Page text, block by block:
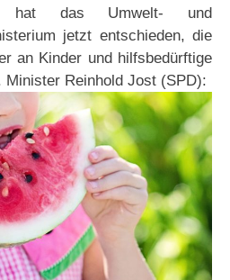
hat das Umwelt- und
jetzt entschieden, die
an Kinder und hilfsbedürftige
Minister Reinhold Jost (SPD):